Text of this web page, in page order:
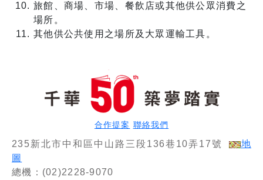
旅館、商場、市場、餐飲店或其他供公眾消費之
場所。
其他供公共使用之場所及大眾運輸工具。
合作提案 聯絡我們
235新北市中和區中山路三段136巷10弄17號
地
圖
總機：(02)2228-9070